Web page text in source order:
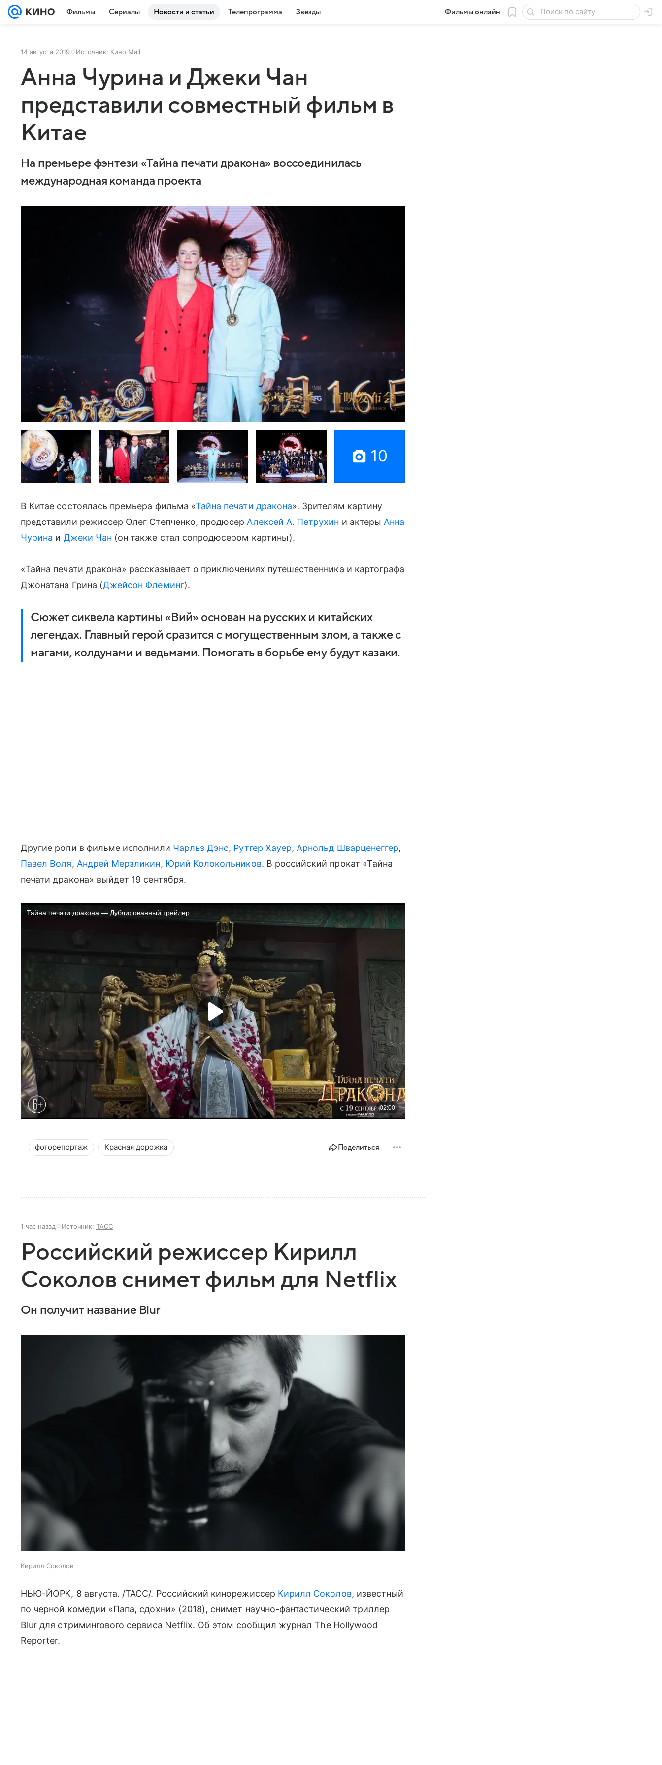
Фильмы Сериалы Новости и статьи Телепрограмма Звезды Фильмы онлайн
14 августа 2019 Источник: Кино Mail
Анна Чурина и Джеки Чан
представили совместный фильм в
Китае
На премьере фэнтези «Тайна печати дракона» воссоединилась
международная команда проекта
10
В Китае состоялась премьера фильма «Тайна печати дракона». Зрителям картину
представили режиссер Олег Степченко, продюсер Алексей А. Петрухин и актеры Анна
Чурина и Джеки Чан (он также стал сопродюсером картины).
«Тайна печати дракона» рассказывает о приключениях путешественника и картографа
Джонатана Грина (Джейсон Флеминг).
Сюжет сиквела картины «Вий» основан на русских и китайских
легендах. Главный герой сразится с могущественным злом, а также с
магами, колдунами и ведьмами. Помогать в борьбе ему будут казаки.
Другие роли в фильме исполнили Чарльз Дэнс, Рутгер Хауер, Арнольд Шварценеггер,
Павел Воля, Андрей Мерзликин, Юрий Колокольников. В российский прокат «Тайна
печати дракона» выйдет 19 сентября.
фоторепортаж Красная дорожка Поделиться
1 час назад Источник: ТАСС
Российский режиссер Кирилл
Соколов снимет фильм для Netflix
Он получит название Blur
Кирилл Соколов
НЬЮ-ЙОРК, 8 августа. /ТАСС/. Российский кинорежиссер Кирилл Соколов, известный
по черной комедии «Папа, сдохни» (2018), снимет научно-фантастический триллер
Blur для стримингового сервиса Netflix. Об этом сообщил журнал The Hollywood
Reporter.